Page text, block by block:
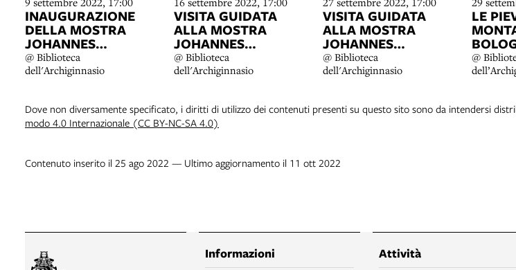
INAUGURAZIONE
DELLA MOSTRA
JOHANNES
BERBLOCKUS
ANGLUS E LE PIEVI
CINQUECENTO
@ Biblioteca
dell'Archiginnasio
VISITA GUIDATA
ALLA MOSTRA
JOHANNES
BERBLOCKUS
ANGLUS E LE PIEVI
CINQUECENTO
@ Biblioteca
dell'Archiginnasio
VISITA GUIDATA
ALLA MOSTRA
JOHANNES
BERBLOCKUS
ANGLUS E LE PIEVI
CINQUECENTO
@ Biblioteca
dell'Archiginnasio
LE
@
Dove non diversamente specificato, i diritti di utilizzo dei contenuti presenti su questo sito sono da intendersi
modo 4.0 Internazionale (CC BY-NC-SA 4.0)
Contenuto inserito il 25 ago 2022 — Ultimo aggiornamento il 11 ott 2022
Informazioni Attività